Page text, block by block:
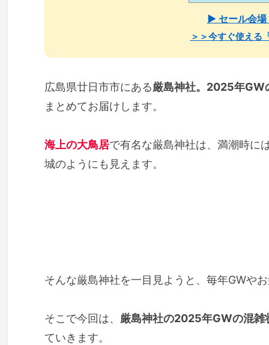
▶ セール会場
＞＞今すぐ使える
広島県廿日市市にある厳島神社。2025年GW
まとめてお届けします。
海上の大鳥居で有名な厳島神社は、満潮時に
城のようにも見えます。
そんな厳島神社を一目見ようと、毎年GWや
そこで今回は、 厳島神社の2025年GWの混雑
ていきます。